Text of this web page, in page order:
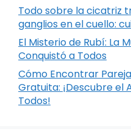
Todo sobre la cicatriz
ganglios en el cuello:
El Misterio de Rubí: La
Conquistó a Todos
Cómo Encontrar
Gratuita: ¡Descubre el
Todos!